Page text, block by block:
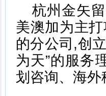
杭州金矢
美澳加为主
的分公司,创
为天”的服务
划咨询、海外